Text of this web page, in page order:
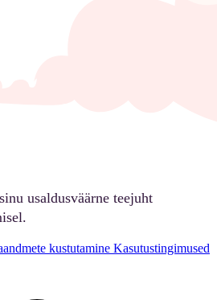
usaldusväärne teejuht
kustutamine Kasutustingimused